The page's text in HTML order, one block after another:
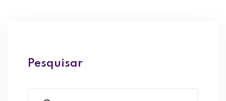
Pesquisar